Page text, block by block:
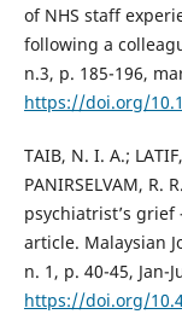
of NHS staff
following a
n.3, p. 185-196,
https://doi.org/
TAIB, N. I. A.;
PANIRSELVAM, R.
psychiatrist’s
article. Malaysian
n. 1, p. 40-45, Jan-
https://doi.org/